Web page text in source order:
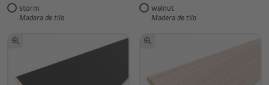
storm
Madera de tilo
walnut
Madera de tilo